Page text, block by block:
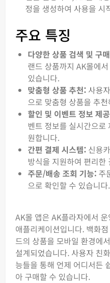
정을 생성하여 사용을 시
주요 특징
다양한 상품 검색 및 구
랜드 상품까지 AK몰에
있습니다.
맞춤형 상품 추천: 사용
으로 맞춤형 상품을 추
할인 및 이벤트 정보 제
벤트 정보를 실시간으로
원합니다.
간편 결제 시스템: 신용
방식을 지원하여 편리
주문/배송 조회 기능: 주
으로 확인할 수 있습니다.
AK몰 앱은 AK플라자에서
애플리케이션입니다. 백화
드의 상품을 모바일 환경에
설계되었습니다. 사용자 친
능들을 통해 언제 어디서든
아 구매할 수 있습니다.